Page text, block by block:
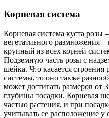
Корневая система
Корневая система куста розы
вегетативного размножения
крупный из всех корней
Подземную часть розы с
шейка. Что касается строения
системы, то оно также
может достигать размеров от
глубины посадки. Корневая
частью растения, и при
учитывать ее расположение у